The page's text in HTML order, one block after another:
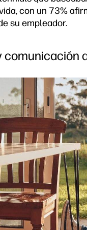
con un 73%
su empleador.
comunicación